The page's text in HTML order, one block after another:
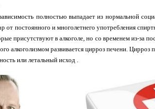
полностью выпадает из нормальной
от постоянного и многолетнего употребления
присутствуют в алкоголе, но со временем из-за
алкоголизмом развивается цирроз печени. Цирроз
или летальный исход .